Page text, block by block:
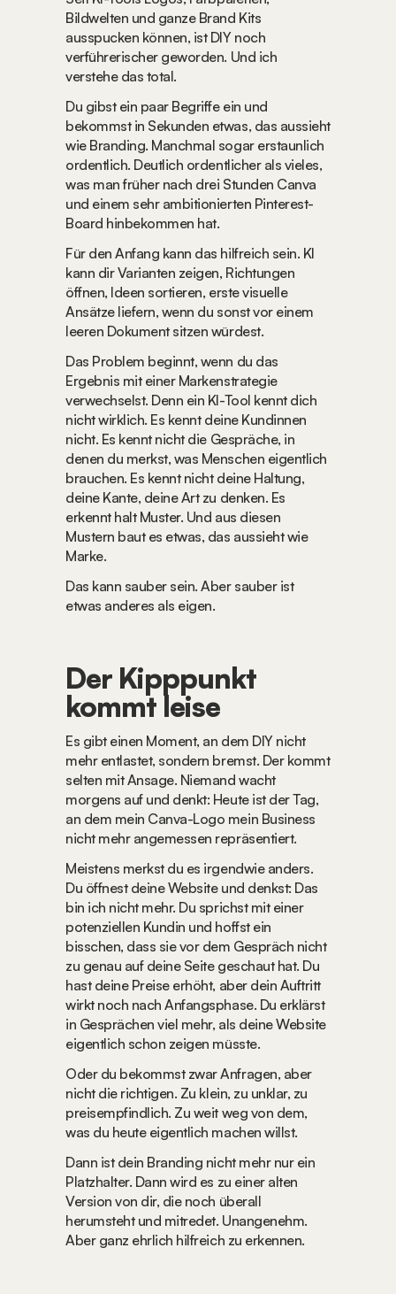
Bildwelten und ganze Brand Kits
ausspucken können, ist DIY noch
verführerischer geworden. Und ich
verstehe das total.
Du gibst ein paar Begriffe ein und
bekommst in Sekunden etwas, das aussieht
wie Branding. Manchmal sogar erstaunlich
ordentlich. Deutlich ordentlicher als vieles,
was man früher nach drei Stunden Canva
und einem sehr ambitionierten Pinterest-
Board hinbekommen hat.
Für den Anfang kann das hilfreich sein. KI
kann dir Varianten zeigen, Richtungen
öffnen, Ideen sortieren, erste visuelle
Ansätze liefern, wenn du sonst vor einem
leeren Dokument sitzen würdest.
Das Problem beginnt, wenn du das
Ergebnis mit einer Markenstrategie
verwechselst. Denn ein KI-Tool kennt dich
nicht wirklich. Es kennt deine Kundinnen
nicht. Es kennt nicht die Gespräche, in
denen du merkst, was Menschen eigentlich
brauchen. Es kennt nicht deine Haltung,
deine Kante, deine Art zu denken. Es
erkennt halt Muster. Und aus diesen
Mustern baut es etwas, das aussieht wie
Marke.
Das kann sauber sein. Aber sauber ist
etwas anderes als eigen.
Der Kipppunkt
kommt leise
Es gibt einen Moment, an dem DIY nicht
mehr entlastet, sondern bremst. Der kommt
selten mit Ansage. Niemand wacht
morgens auf und denkt: Heute ist der Tag,
an dem mein Canva-Logo mein Business
nicht mehr angemessen repräsentiert.
Meistens merkst du es irgendwie anders.
Du öffnest deine Website und denkst: Das
bin ich nicht mehr. Du sprichst mit einer
potenziellen Kundin und hoffst ein
bisschen, dass sie vor dem Gespräch nicht
zu genau auf deine Seite geschaut hat. Du
hast deine Preise erhöht, aber dein Auftritt
wirkt noch nach Anfangsphase. Du erklärst
in Gesprächen viel mehr, als deine Website
eigentlich schon zeigen müsste.
Oder du bekommst zwar Anfragen, aber
nicht die richtigen. Zu klein, zu unklar, zu
preisempfindlich. Zu weit weg von dem,
was du heute eigentlich machen willst.
Dann ist dein Branding nicht mehr nur ein
Platzhalter. Dann wird es zu einer alten
Version von dir, die noch überall
herumsteht und mitredet. Unangenehm.
Aber ganz ehrlich hilfreich zu erkennen.